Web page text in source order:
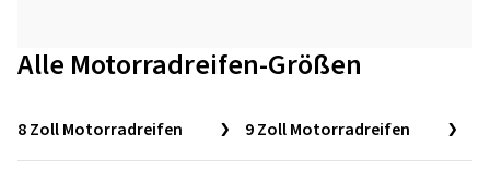
Alle Motorradreifen-Größen
8 Zoll Motorradreifen 9 Zoll Motorradreifen